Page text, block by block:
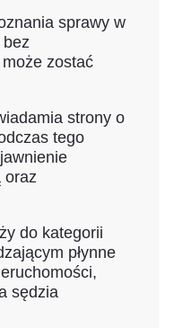
sprawy w
bez
zostać
strony o
tego
oraz
do kategorii
płynne
sędzia